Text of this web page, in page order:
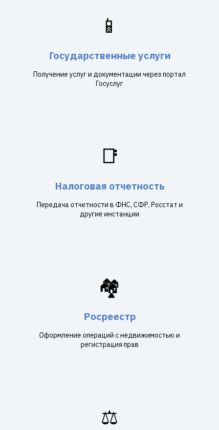
📱
Государственные услуги
Получение услуг и документации через портал
Госуслуг
📑
Налоговая отчетность
Передача отчетности в ФНС, СФР, Росстат и
другие инстанции
🏘️
Росреестр
Оформление операций с недвижимостью и
регистрация прав
⚖️